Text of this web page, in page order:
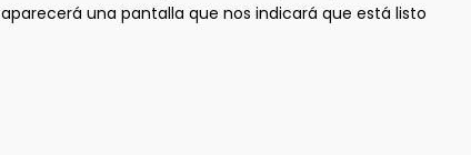
una pantalla que nos indicará que está listo